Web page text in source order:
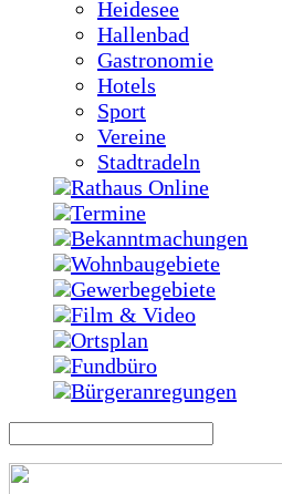
Heidesee
Hallenbad
Gastronomie
Hotels
Sport
Vereine
Stadtradeln
Rathaus Online
Termine
Bekanntmachungen
Wohnbaugebiete
Gewerbegebiete
Film & Video
Ortsplan
Fundbüro
Bürgeranregungen